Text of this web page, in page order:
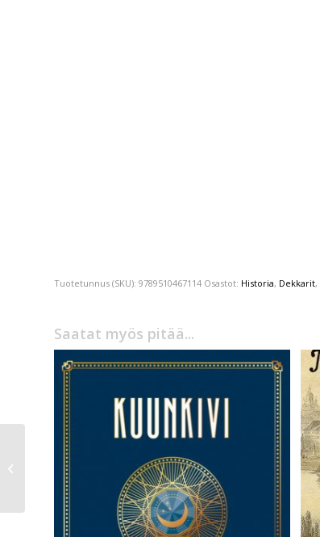
Tuotetunnus (SKU): 9789510467114 Osastot: Historia, Dekkarit,
Saatat myös pitää...
Seneca
Elämän lyhyydestä